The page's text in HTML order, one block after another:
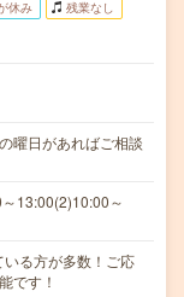
休み 残業なし
曜日があればご相談
13:00(2)10:00～
いる方が多数！ご応
です！